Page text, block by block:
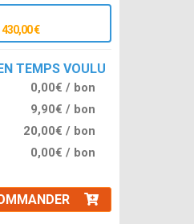
430,00 €
TEMPS VOULU
0,00€ / bon
9,90€ / bon
20,00€ / bon
0,00€ / bon